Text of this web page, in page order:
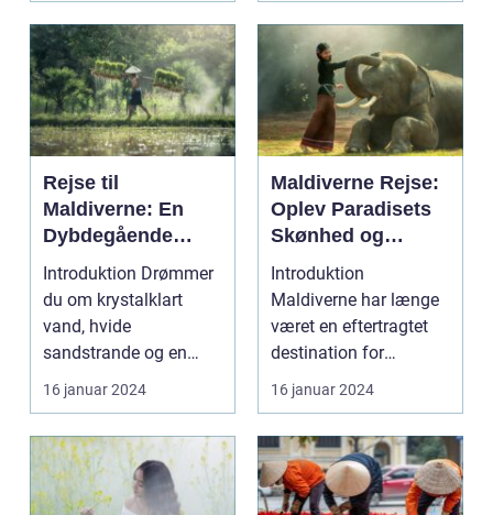
Rejse til
Maldiverne: En
Dybdegående
Oplevelse af
Paradis
Introduktion Drømmer
du om krystalklart
vand, hvide
sandstrande og en
afslappende
atmosfære? Så er e...
16 januar 2024
Maldiverne Rejse:
Oplev Paradisets
Skønhed og
Historie
Introduktion
Maldiverne har længe
været en eftertragtet
destination for
rejsende, der søger en
oase...
16 januar 2024